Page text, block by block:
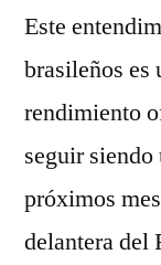
Este
brasileños es
rendimiento
seguir
próximos
delantera del